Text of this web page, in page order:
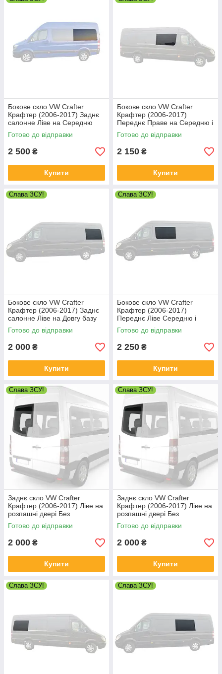
Бокове скло VW Crafter
Крафтер (2006-2017) Заднє
салонне Ліве на Середню
базу
Готово до відправки
2 500 ₴
Купити
Бокове скло VW Crafter
Крафтер (2006-2017)
Переднє Праве на Середню і
Довгу
Готово до відправки
2 150 ₴
Купити
Слава ЗСУ!
Бокове скло VW Crafter
Крафтер (2006-2017) Заднє
салонне Ліве на Довгу базу
Готово до відправки
2 000 ₴
Купити
Слава ЗСУ!
Бокове скло VW Crafter
Крафтер (2006-2017)
Переднє Ліве Середню і
Довгу базу
Готово до відправки
2 250 ₴
Купити
Слава ЗСУ!
Заднє скло VW Crafter
Крафтер (2006-2017) Ліве на
розпашні двері Без
електрообогрева
Готово до відправки
2 000 ₴
Купити
Слава ЗСУ!
Заднє скло VW Crafter
Крафтер (2006-2017) Ліве на
розпашні двері Без
електрообогрева
Готово до відправки
2 000 ₴
Купити
Слава ЗСУ! Слава ЗСУ!